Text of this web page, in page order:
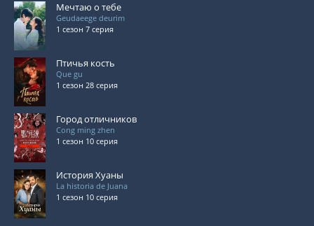
Мечтаю о тебе
Geudaeege deurim
1 сезон 7 серия
Птичья кость
Que gu
1 сезон 28 серия
Город отличников
Cong ming zhen
1 сезон 10 серия
История Хуаны
La historia de Juana
1 сезон 10 серия